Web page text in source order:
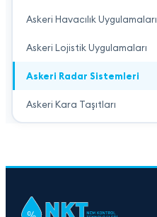
Askeri Havacılık Uygulamaları
Askeri Lojistik Uygulamaları
Askeri Radar Sistemleri
Askeri Kara Taşıtları